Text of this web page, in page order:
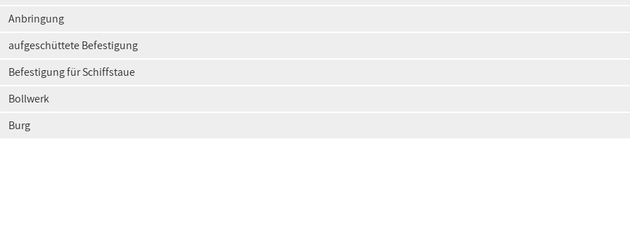
Anbringung
aufgeschüttete Befestigung
Befestigung für Schiffstaue
Bollwerk
Burg